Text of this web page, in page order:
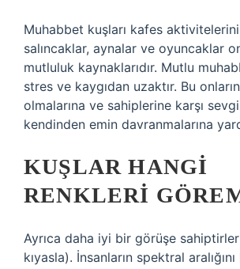
Muhabbet kuşları kafes
salıncaklar, aynalar ve oyuncaklar
mutluluk kaynaklarıdır. Mutlu
stres ve kaygıdan uzaktır. Bu
olmalarına ve sahiplerine karşı
kendinden emin davranmalarına
KUŞLAR HANGI
RENKLERI
Ayrıca daha iyi bir görüşe
kıyasla). İnsanların spektral